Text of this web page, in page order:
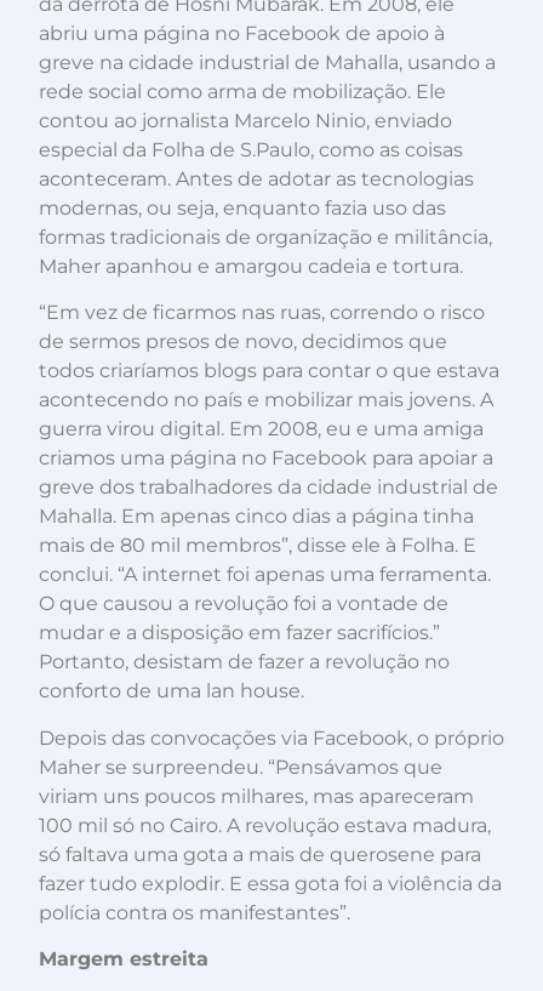
abriu uma página no Facebook de apoio à
greve na cidade industrial de Mahalla, usando a
rede social como arma de mobilização. Ele
contou ao jornalista Marcelo Ninio, enviado
especial da Folha de S.Paulo, como as coisas
aconteceram. Antes de adotar as tecnologias
modernas, ou seja, enquanto fazia uso das
formas tradicionais de organização e militância,
Maher apanhou e amargou cadeia e tortura.
“Em vez de ficarmos nas ruas, correndo o risco
de sermos presos de novo, decidimos que
todos criaríamos blogs para contar o que estava
acontecendo no país e mobilizar mais jovens. A
guerra virou digital. Em 2008, eu e uma amiga
criamos uma página no Facebook para apoiar a
greve dos trabalhadores da cidade industrial de
Mahalla. Em apenas cinco dias a página tinha
mais de 80 mil membros”, disse ele à Folha. E
conclui. “A internet foi apenas uma ferramenta.
O que causou a revolução foi a vontade de
mudar e a disposição em fazer sacrifícios.”
Portanto, desistam de fazer a revolução no
conforto de uma lan house.
Depois das convocações via Facebook, o próprio
Maher se surpreendeu. “Pensávamos que
viriam uns poucos milhares, mas apareceram
100 mil só no Cairo. A revolução estava madura,
só faltava uma gota a mais de querosene para
fazer tudo explodir. E essa gota foi a violência da
polícia contra os manifestantes”.
Margem estreita